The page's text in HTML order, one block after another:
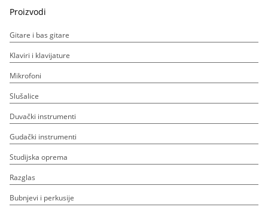
Proizvodi
Gitare i bas gitare
Klaviri i klavijature
Mikrofoni
Slušalice
Duvački instrumenti
Gudački instrumenti
Studijska oprema
Razglas
Bubnjevi i perkusije